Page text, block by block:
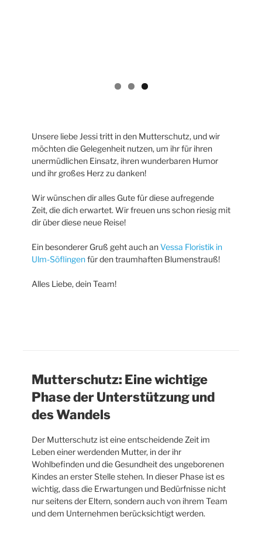
Unsere liebe Jessi tritt in den Mutterschutz, und wir
möchten die Gelegenheit nutzen, um ihr für ihren
unermüdlichen Einsatz, ihren wunderbaren Humor
und ihr großes Herz zu danken!
Wir wünschen dir alles Gute für diese aufregende
Zeit, die dich erwartet. Wir freuen uns schon riesig mit
dir über diese neue Reise!
Ein besonderer Gruß geht auch anVessa Floristik in
Ulm-Söflingenfür den traumhaften Blumenstrauß!
Alles Liebe, dein Team!
Mutterschutz: Eine wichtige
Phase der Unterstützung und
des Wandels
Der Mutterschutz ist eine entscheidende Zeit im
Leben einer werdenden Mutter, in der ihr
Wohlbefinden und die Gesundheit des ungeborenen
Kindes an erster Stelle stehen. In dieser Phase ist es
wichtig, dass die Erwartungen und Bedürfnisse nicht
nur seitens der Eltern, sondern auch von ihrem Team
und dem Unternehmen berücksichtigt werden.